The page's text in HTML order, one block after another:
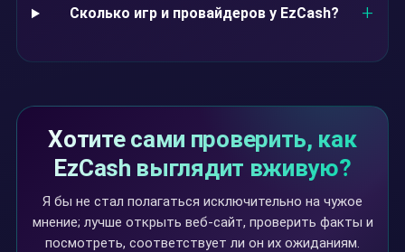
Сколько игр и провайдеров у EzCash?
Хотите сами проверить, как
EzCash выглядит вживую?
Я бы не стал полагаться исключительно на чужое
мнение; лучше открыть веб-сайт, проверить факты и
посмотреть, соответствует ли он их ожиданиям.